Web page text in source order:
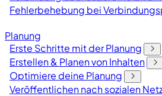
Fehlerbehebung bei
Planung
Erste Schritte mit der Planung
Erstellen & Planen von Inhalten
Optimiere deine Planung
Veröffentlichen nach sozialen